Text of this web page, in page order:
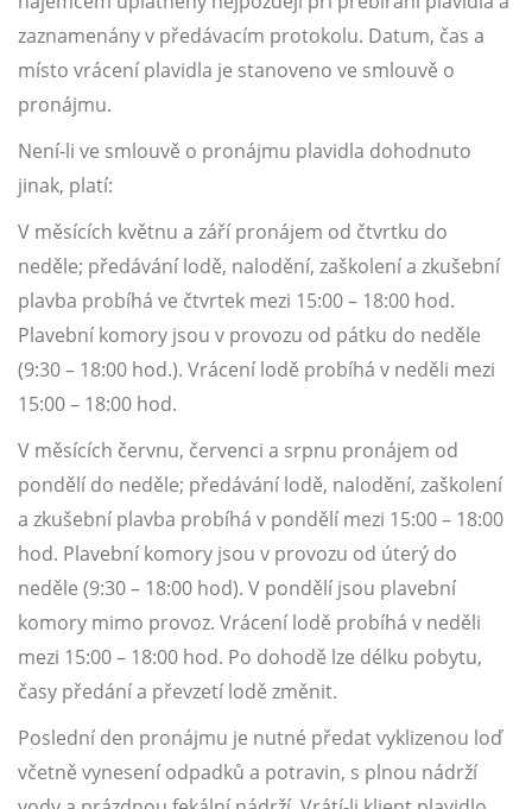
zaznamenány v předávacím protokolu. Datum, čas a
místo vrácení plavidla je stanoveno ve smlouvě o
pronájmu.
Není-li ve smlouvě o pronájmu plavidla dohodnuto
jinak, platí:
V měsících květnu a září pronájem od čtvrtku do
neděle; předávání lodě, nalodění, zaškolení a zkušební
plavba probíhá ve čtvrtek mezi 15:00 – 18:00 hod.
Plavební komory jsou v provozu od pátku do neděle
(9:30 – 18:00 hod.). Vrácení lodě probíhá v neděli mezi
15:00 – 18:00 hod.
V měsících červnu, červenci a srpnu pronájem od
pondělí do neděle; předávání lodě, nalodění, zaškolení
a zkušební plavba probíhá v pondělí mezi 15:00 – 18:00
hod. Plavební komory jsou v provozu od úterý do
neděle (9:30 – 18:00 hod). V pondělí jsou plavební
komory mimo provoz. Vrácení lodě probíhá v neděli
mezi 15:00 – 18:00 hod. Po dohodě lze délku pobytu,
časy předání a převzetí lodě změnit.
Poslední den pronájmu je nutné předat vyklizenou loď
včetně vynesení odpadků a potravin, s plnou nádrží